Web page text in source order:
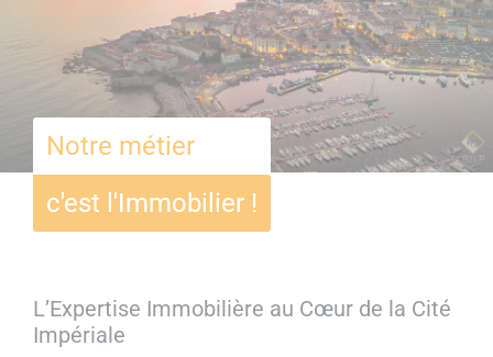
Notre métier
c'est l'Immobilier !
L’Expertise Immobilière au Cœur de la Cité
Impériale